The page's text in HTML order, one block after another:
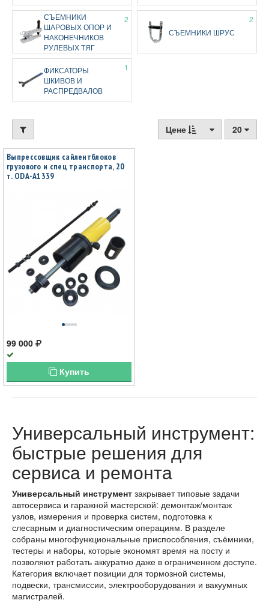
СЪЕМНИКИ
ШАРОВЫХ ОПОР И
НАКОНЕЧНИКОВ
РУЛЕВЫХ ТЯГ
2
СЪЕМНИКИ ШРУС
2
ФИКСАТОРЫ
ШКИВОВ И
РАСПРЕДВАЛОВ
1
Цене 20
Выпрессовщик сайлентблоков
грузового и спец транспорта, 20
т. ODA-A1339
99 000
Купить
Универсальный инструмент:
быстрые решения для
сервиса и ремонта
Универсальный инструмент закрывает типовые задачи
автосервиса и гаражной мастерской: демонтаж/монтаж
узлов, измерения и проверка систем, подготовка к
слесарным и диагностическим операциям. В разделе
собраны многофункциональные приспособления, съёмники,
тестеры и наборы, которые экономят время на посту и
позволяют работать аккуратно даже в ограниченном доступе.
Категория включает позиции для тормозной системы,
подвески, трансмиссии, электрооборудования и вакуумных
магистралей.